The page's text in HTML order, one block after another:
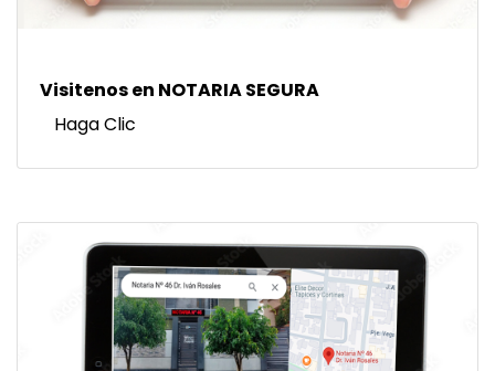
Visitenos en NOTARIA SEGURA
Haga Clic